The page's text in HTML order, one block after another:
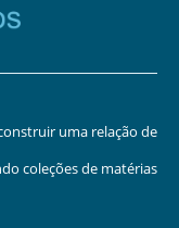
uma relação de
coleções de matérias